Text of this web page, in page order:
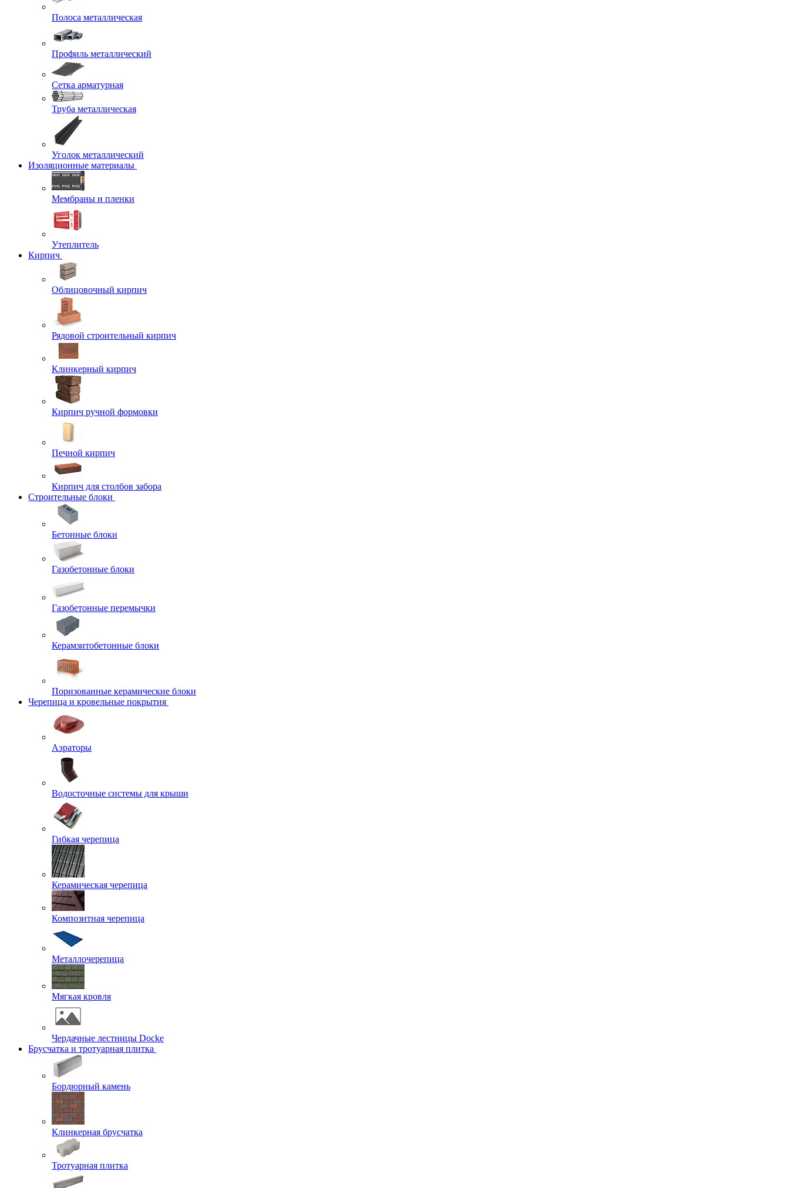
Полоса металлическая
Профиль металлический
Сетка арматурная
Труба металлическая
Уголок металлический
Изоляционные материалы
Мембраны и пленки
Утеплитель
Кирпич
Облицовочный кирпич
Рядовой строительный кирпич
Клинкерный кирпич
Кирпич ручной формовки
Печной кирпич
Кирпич для столбов забора
Строительные блоки
Бетонные блоки
Газобетонные блоки
Газобетонные перемычки
Керамзитобетонные блоки
Поризованные керамические блоки
Черепица и кровельные покрытия
Аэраторы
Водосточные системы для крыши
Гибкая черепица
Керамическая черепица
Композитная черепица
Металлочерепица
Мягкая кровля
Чердачные лестницы Docke
Брусчатка и тротуарная плитка
Бордюрный камень
Клинкерная брусчатка
Тротуарная плитка